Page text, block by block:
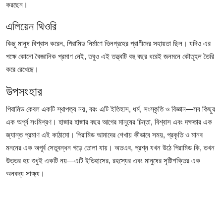
করছেন।
এলিয়েন থিওরি
কিছু মানুষ বিশ্বাস করেন, পিরামিড নির্মাণে ভিনগ্রহের প্রাণীদের সহায়তা ছিল। যদিও এর
পক্ষে কোনো বৈজ্ঞানিক প্রমাণ নেই, তবুও এই তত্ত্বটি বহু বছর ধরেই জনমনে কৌতূহল তৈরি
করে রেখেছে।
উপসংহার
পিরামিড কেবল একটি স্থাপত্য নয়, বরং এটি ইতিহাস, ধর্ম, সংস্কৃতি ও বিজ্ঞান—সব কিছুর
এক অপূর্ব সংমিশ্রণ। হাজার হাজার বছর আগের মানুষের চিন্তা, বিশ্বাস এবং দক্ষতার এক
জ্যান্ত প্রমাণ এই কাঠামো। পিরামিড আমাদের শেখায় কীভাবে সময়, প্রকৃতি ও মানব
মননের এক অপূর্ব সেতুবন্ধন গড়ে তোলা যায়। অতএব, প্রশ্ন যখন উঠে পিরামিড কি, তখন
উত্তর হয় শুধুই একটি নয়—এটি ইতিহাসের, রহস্যের এবং মানুষের সৃষ্টিশক্তির এক
অনবদ্য সাক্ষ্য।